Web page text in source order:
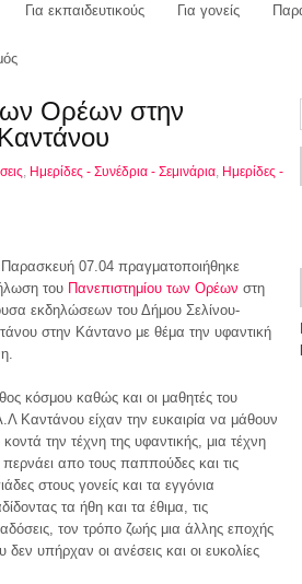
Για εκπαιδευτικούς Για γονείς
Ορέων στην
, Ημερίδες - Συνέδρια - Σεμινάρια, Ημερίδες -
07.04 πραγματοποιήθηκε
του Πανεπιστημίου των Ορέων στη
εκδηλώσεων του Δήμου Σελίνου-
στην Κάντανο με θέμα την υφαντική
κόσμου καθώς και οι μαθητές του
Καντάνου είχαν την ευκαιρία να μάθουν
την τέχνη της υφαντικής, μια τέχνη
απο τους παππούδες και τις
στους γονείς και τα εγγόνια
τα ήθη και τα έθιμα, τις
τον τρόπο ζωής μια άλλης εποχής
δεν υπήρχαν οι ανέσεις και οι ευκολίες